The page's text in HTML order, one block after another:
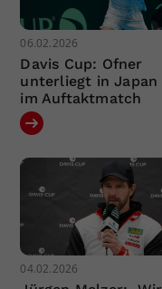
06.02.2026
Davis Cup: Ofner
unterliegt in Japan
im Auftaktmatch
04.02.2026